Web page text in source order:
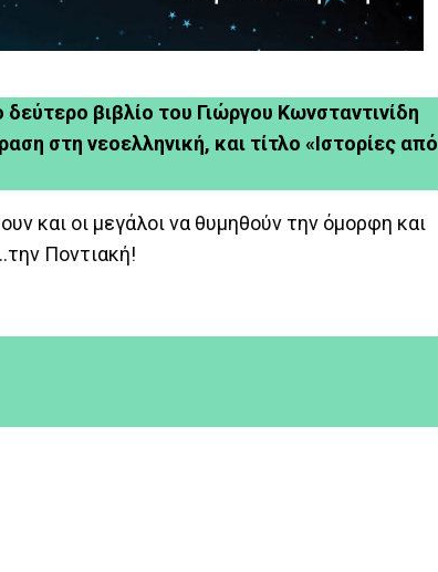
βιβλίο του Γιώργου Κωνσταντινίδη
στη νεοελληνική, και τίτλο «Ιστορίες από
και οι μεγάλοι να θυμηθούν την όμορφη και
Ποντιακή!